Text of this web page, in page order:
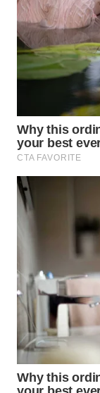
Wahana
Media
Group
WAHANA
TANI
WAHANA
ADVOKAT
INFRASTRUKTUR
WAHANA
KONSUMEN
WAHANA
LISTRIK